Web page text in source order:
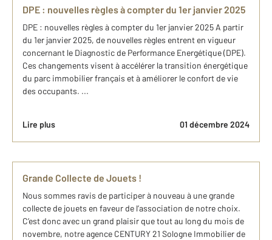
DPE : nouvelles règles à compter du 1er janvier 2025
DPE : nouvelles règles à compter du 1er janvier 2025 A partir
du 1er janvier 2025, de nouvelles règles entrent en vigueur
concernant le Diagnostic de Performance Energétique (DPE).
Ces changements visent à accélérer la transition énergétique
du parc immobilier français et à améliorer le confort de vie
des occupants. ...
Lire plus 01 décembre 2024
Grande Collecte de Jouets !
Nous sommes ravis de participer à nouveau à une grande
collecte de jouets en faveur de l’association de notre choix.
C’est donc avec un grand plaisir que tout au long du mois de
novembre, notre agence CENTURY 21 Sologne Immobilier de